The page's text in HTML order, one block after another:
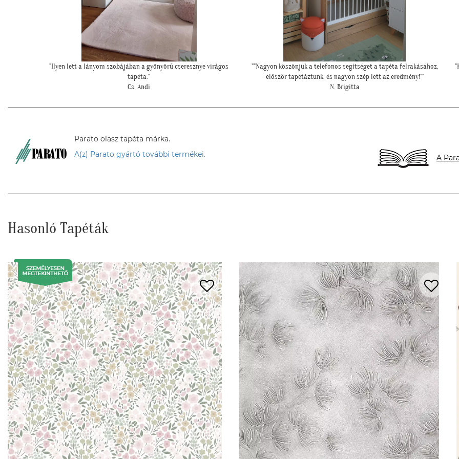
""Nagyon köszönjük a telefonos segítséget a tapéta felrakásához,
először tapétáztunk, és nagyon szép lett az eredmény!""
N. Brigitta
"Kedves Tapétatrend ! Köszönöm a makis tapétát. Jó választás lett
nagyon!"
T. Tünde
Parato olasz tapéta márka.
A(z) Parato gyártó további termékei.
A
Hasonló Tapéták